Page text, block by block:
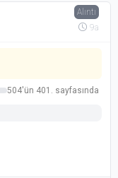
Alıntı
9a
504'ün 401. sayfasında